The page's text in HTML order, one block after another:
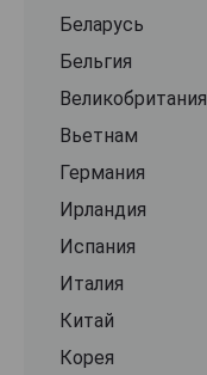
Беларусь
Бельгия
Великобритания
Вьетнам
Германия
Ирландия
Испания
Италия
Китай
Корея